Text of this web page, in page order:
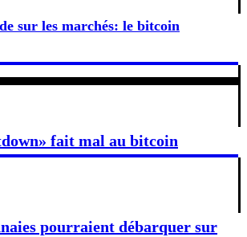
sur les marchés: le bitcoin
fait mal au bitcoin
pourraient débarquer sur